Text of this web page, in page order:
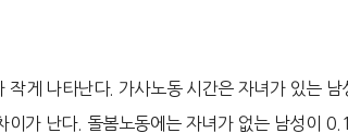
작게 나타난다. 가사노동 시간은 자녀가 있는
가 난다. 돌봄노동에는 자녀가 없는 남성이